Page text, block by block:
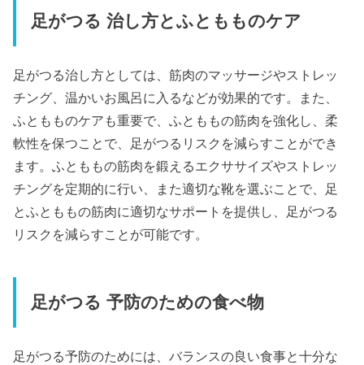
足がつる 治し方とふともものケア
足がつる治し方としては、筋肉のマッサージやストレッ
チング、温かいお風呂に入るなどが効果的です。また、
ふともものケアも重要で、ふとももの筋肉を強化し、柔
軟性を保つことで、足がつるリスクを減らすことができ
ます。ふとももの筋肉を鍛えるエクササイズやストレッ
チングを定期的に行い、また適切な靴を選ぶことで、足
とふとももの筋肉に適切なサポートを提供し、足がつる
リスクを減らすことが可能です。
足がつる 予防のための食べ物
足がつる予防のためには、バランスの良い食事と十分な